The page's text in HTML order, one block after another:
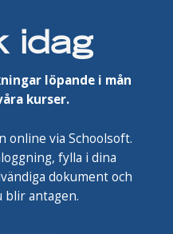
idag
löpande i mån
kurser.
online via Schoolsoft.
fylla i dina
dokument och
blir antagen.